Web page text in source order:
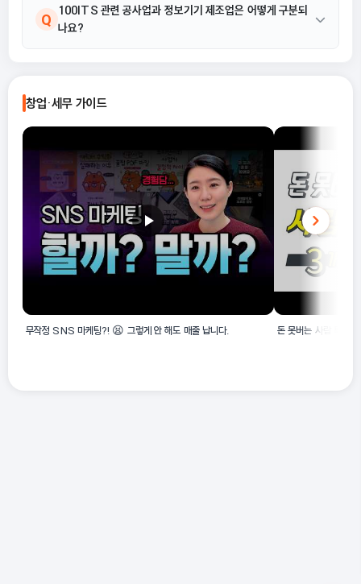
A 100 코드는 ITS 시스템 구축을 위해 신호등, CCTV, C-ITS 노변
기지국, 전광판 등 정보수집·제공 설비의 시공을 포함합니다. 또한
Q
100ITS 관련 공사업과 정보기기 제조업은 어떻게 구분되
나요?
비와 기기를 자체적으로 생산·제조하는 활동에 해당하므로, 설치 시
공 여부로 둘을 구분할 수 있습니다.
창업·세무 가이드
무작정 SNS 마케팅?! 😫 그렇게 안 해도 매출 납니다. 돈 못버는 사람 특징